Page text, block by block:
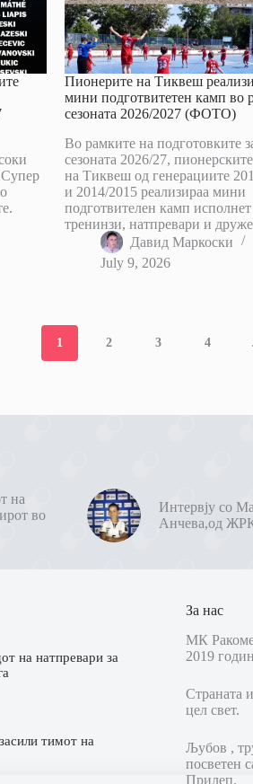
Супер
Пионерите на Тиквеш
мини подготвитетен камп во
сезоната 2026/2027 (ФОТО)
Во рамките на подготовките
сезоната 2026/27,
на Тиквеш од генерациите
и 2014/2015 реализираа мини
подготвителен камп исполнет
тренинзи, натпревари и
Давид Маркоски
July 9, 2026
1 2 3 4
на
во
Интервју со
Анчева,од
на натпревари за
тимот на
За нас
МК
2019
Страната
цел свет.
Љубов ,
посветен
Прилеп.